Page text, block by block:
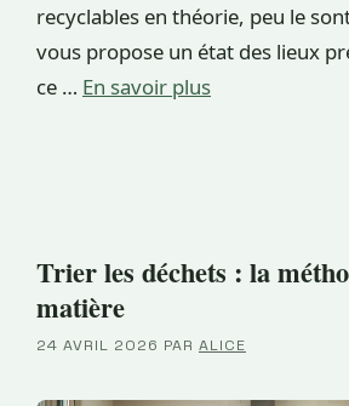
recyclables en théorie, peu le
vous propose un état des lieux
ce … En savoir plus
Trier les déchets : la
matière
24 AVRIL 2026 PAR ALICE